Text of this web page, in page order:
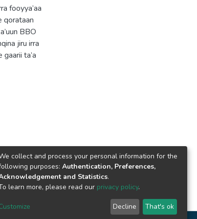
fooyya’aa
qorataan
BBO
jiru irra
ta’a
collect and process your personal information for the
purposes: Authentication, Preferences,
and Statistics.
learn more, please read our privacy policy.
Decline That's ok